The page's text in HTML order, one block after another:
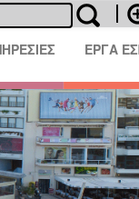
ΕΡΓΑ